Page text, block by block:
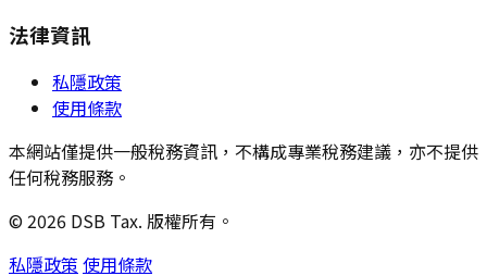
法律資訊
私隱政策
使用條款
本網站僅提供一般稅務資訊，不構成專業稅務建議，亦不提供
任何稅務服務。
© 2026 DSB Tax. 版權所有。
私隱政策 使用條款